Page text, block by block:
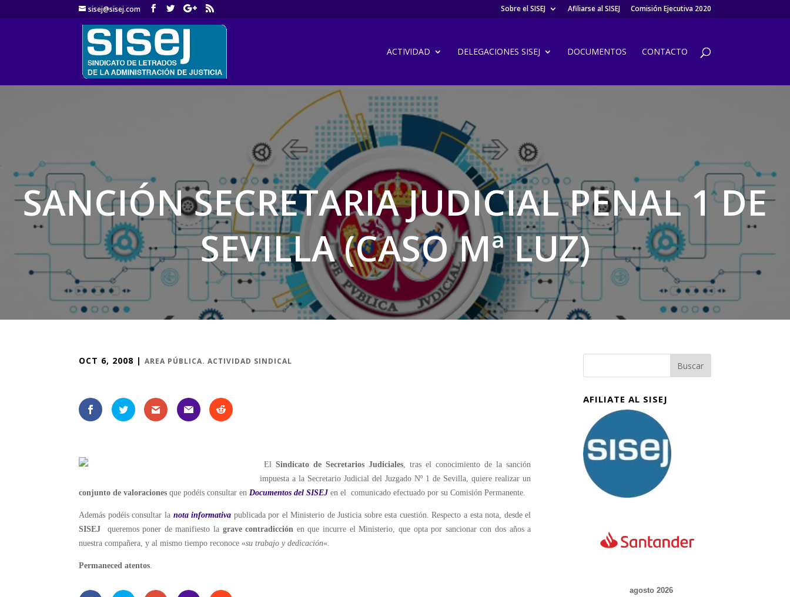
sisej@sisej.com Sobre el SISEJ Afiliarse al SISEJ Comisión Ejecutiva 2020
ACTIVIDAD DELEGACIONES SISEJ DOCUMENTOS CONTACTO
'
SANCIÓN SECRETARIA JUDICIAL PENAL 1 DE
SEVILLA (CASO Mª LUZ)
OCT 6, 2008 |AREA PÚBLICA. ACTIVIDAD SINDICAL
El Sindicato de Secretarios Judiciales, tras el conocimiento de la sanción
impuesta a la Secretario Judicial del Juzgado Nº 1 de Sevilla, quiere realizar un
conjunto de valoraciones que podéis consultar enDocumentos del SISEJen el comunicado efectuado por su Comisión Permanente.
Además podéis consultar la nota informativa publicada por el Ministerio de Justicia sobre esta cuestión. Respecto a esta nota, desde el
SISEJ queremos poner de manifiesto la grave contradicción en que incurre el Ministerio, que opta por sancionar con dos años a
nuestra compañera, y al mismo tiempo reconoce «su trabajo y dedicación«.
Permaneced atentos.
AFILIATE AL SISEJ
agosto 2026